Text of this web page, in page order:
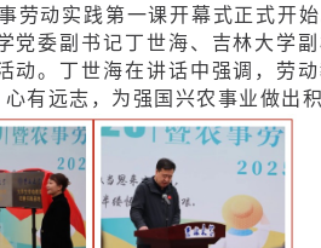
劳动实践第一课开幕式正式开
委副书记丁世海、吉林大学副
动。丁世海在讲话中强调，劳
有远志，为强国兴农事业做出积